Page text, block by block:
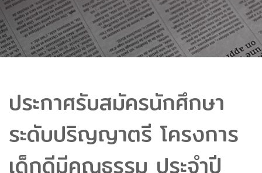
ประกาศรับสมัครนักศึกษา
ระดับปริญญาตรี โครงการ
เด็กดีมีคุณธรรม ประจำปี